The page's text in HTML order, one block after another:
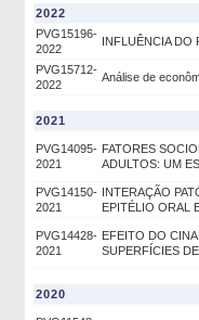
2022
PVG15196-
2022
INFLUÊNCIA DO
PVG15712-
2022
Análise de
2021
PVG14095-
2021
FATORES
ADULTOS: UM
PVG14150-
2021
INTERAÇÃO
EPITÉLIO ORAL
PVG14428-
2021
EFEITO DO
SUPERFÍCIES
2020